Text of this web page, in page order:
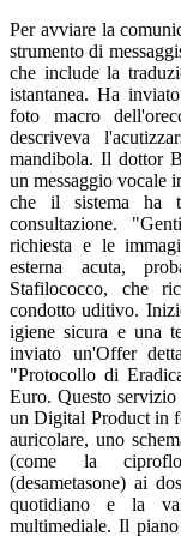
Per avviare la
strumento di
che include la
istantanea. Ha
foto macro
descriveva
mandibola. Il dottor
un messaggio vocale
che il sistema ha
consultazione.
richiesta e le
esterna acuta,
Stafilococco, che
condotto uditivo.
igiene sicura e una
inviato un'Offer
"Protocollo di
Euro. Questo
un Digital Product in
auricolare, uno
(come la
(desametasone) ai
quotidiano e la
multimediale. Il